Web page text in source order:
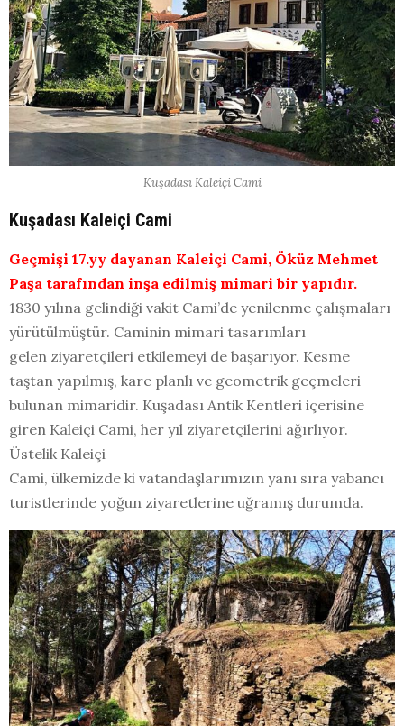
Kuşadası Kaleiçi Cami
Kuşadası Kaleiçi Cami
Geçmişi 17.yy dayanan Kaleiçi Cami, Öküz Mehmet
Paşa tarafından inşa edilmiş mimari bir yapıdır.
1830 yılına gelindiği vakit Cami’de yenilenme çalışmaları
yürütülmüştür. Caminin mimari tasarımları
gelen ziyaretçileri etkilemeyi de başarıyor. Kesme
taştan yapılmış, kare planlı ve geometrik geçmeleri
bulunan mimaridir. Kuşadası Antik Kentleri içerisine
giren Kaleiçi Cami, her yıl ziyaretçilerini ağırlıyor.
Üstelik Kaleiçi
Cami, ülkemizde ki vatandaşlarımızın yanı sıra yabancı
turistlerinde yoğun ziyaretlerine uğramış durumda.